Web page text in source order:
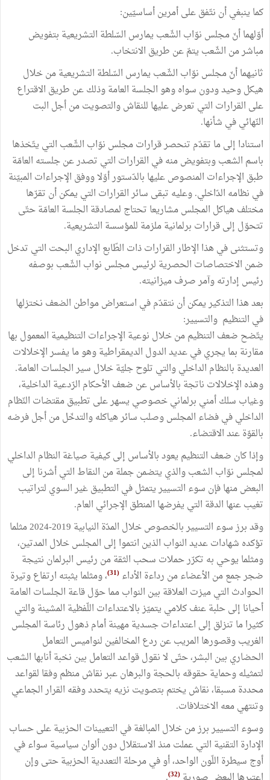
كما ينبغي أن نتّفق على أمرين أساسيّين:
أوّلهما أنّ مجلس نوّاب الشّعب يمارس السّلطة التشريعية بتفويض
مباشر من الشّعب يتمّ عن طريق الانتخاب.
ثانيهما أنّ مجلس نوّاب الشّعب يمارس السّلطة التشريعية من خلال
هيكل وحيد ودون سواه وهو الجلسة العامة وذلك عن طريق الاقتراع
على القرارات التي تعرض عليها للنقاش والتصويت من أجل البت
النّهائي في شأنها.
‏استنادا إلى ما تقدّم تنحصر قرارات مجلس نوّاب الشّعب التي يتّخذها
باسم الشعب وبتفويض منه في القرارات التي تصدر عن جلسته العامّة
طبق الإجراءات المنصوص عليها بالدّستور أوّلا ووفق الإجراءات المبيّنة
في نظامه الدّاخلي. وعليه تبقى سائر القرارات التي يمكن أن تقرّها
مختلف هياكل المجلس مشاريعا تحتاج لمصادقة الجلسة العامّة حتّى
تتحوّل إلى قرارات برلمانية ملزمة للمؤسسة التشريعية.
وتستثنى في هذا الإطار القرارات ذات الطّابع الإداري البحت التي تدخل
ضمن الاختصاصات الحصرية لرئيس مجلس نواب الشّعب بوصفه
رئيس إدارته وآمر صرف ميزانيته.
بعد هذا التذكير يمكن أن نتقدّم في استعراض مواطن الضعف نختزلها
في التنظيم والتسيير:
يتّضح ضعف التنظيم من خلال نوعية الإجراءات التنظيمية المعمول بها
مقارنة بما يجري في عديد الدول الديمقراطية وهو ما يفسر الإخلالات
العديدة بالنظام الداخلي والتي تلوح جليّة خلال سير الجلسات العامة.
وهذه الإخلالات ناتجة بالأساس عن ضعف الأحكام الرّدعية الداخلية،
وغياب سلك أمني برلماني خصوصي ‏يسهر على تطبيق مقتضات النّظام
الداخلي في فضاء المجلس وصلب سائر هياكله والتدخّل من أجل فرضه
بالقوّة عند الاقتضاء.
وإذا كان ضعف التنظيم يعود بالأساس إلى كيفية صياغة النظام الداخلي
لمجلس نوّاب ‏الشعب والذي يتضمن جملة من النقاط التي أشرنا إلى
البعض منها فإن سوء التسيير يتمثل في التطبيق غير السوي لتراتيب
تغيب عنها الدقة التي يفرضها المنطق الإجرائي العام.
وقد برز سوء التسيير بالخصوص خلال المدّة النيابية 2019-2024 ‏مثلما
تؤكده شهادات عديد النواب الذين انتموا إلى المجلس خلال المدتين،
ومثلما يوحي به تكرّر حملات سحب الثقة من رئيس البرلمان نتيجة
ضجر جمع من الأعضاء من رداءة الأداء (31)
، ومثلما يثبته ارتفاع وتيرة
الحوادث التي ميزت العلاقة بين النواب مما حوّل قاعة الجلسات العامة
أحيانا إلى حلبة عنف كلامي يتميّز بالاعتداءات اللّفظية المشينة والتي
كثيرا ما تنزلق إلى اعتداءات جسدية مهينة أمام ذهول رئاسة المجلس
الغريب وقصورها المريب عن ردع المخالفين لنواميس التعامل
‏الحضاري بين البشر، حتّى لا نقول قواعد التعامل بين ‏نخبة أنابها الشعب
لتمثيله وحماية حقوقه بالحجة والبرهان عبر نقاش منظم وفقا لقواعد
محددة مسبقا، نقاش يختم بتصويت نزيه يتحدد وفقه القرار الجماعي
وتنتهي معه الاختلافات.
وسوء التسيير برز من خلال المبالغة في التعيينات الحزبية على حساب
الإدارة التقنية التي عملت منذ الاستقلال دون ألوان سياسية سواء في
أوج سيطرة اللّون الواحد، ‏أو في مرحلة التعددية الحزبية حتى وإن
(32)